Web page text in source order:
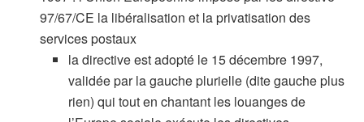
97/67/CE la libéralisation et la privatisation des
services postaux
la directive est adopté le 15 décembre 1997,
validée par la gauche plurielle (dite gauche plus
rien) qui tout en chantant les louanges de